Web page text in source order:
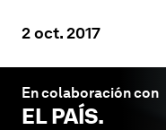
2 oct. 2017
En colaboración con
EL PAÍS.